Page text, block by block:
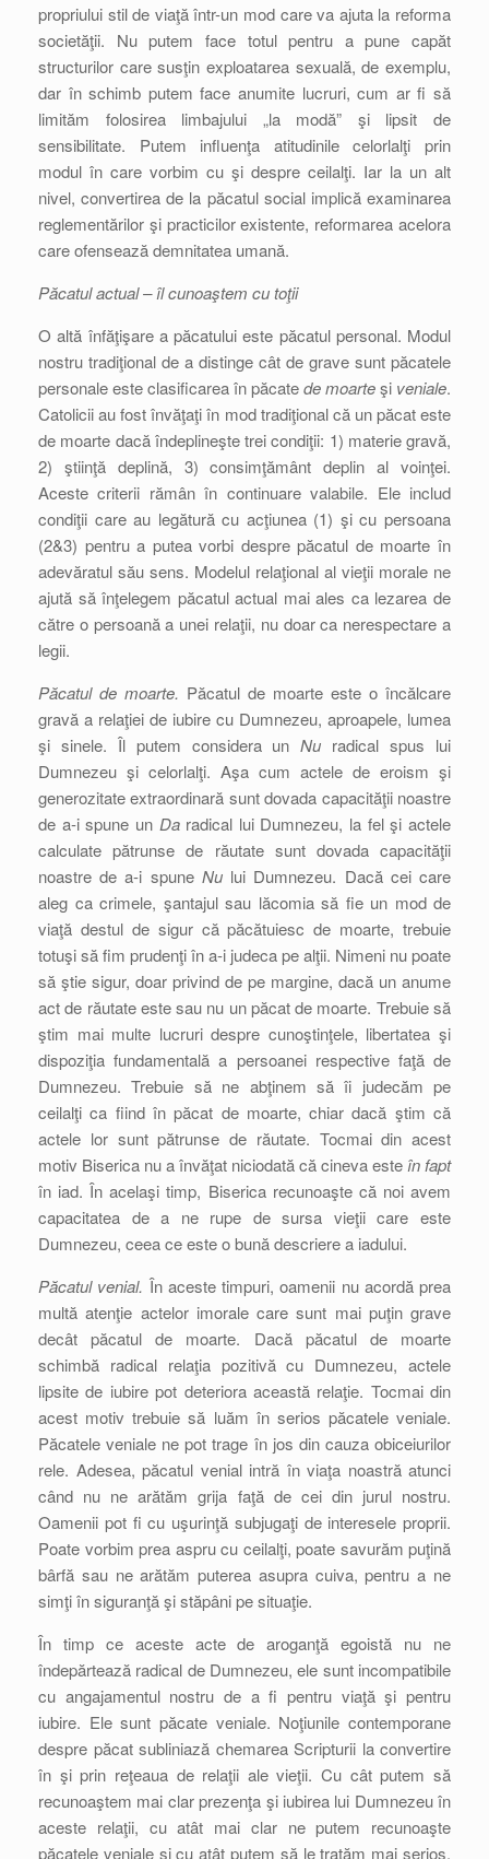
propriului stil de viaţă într-un mod care va ajuta la reforma
societăţii. Nu putem face totul pentru a pune capăt
structurilor care susţin exploatarea sexuală, de exemplu,
dar în schimb putem face anumite lucruri, cum ar fi să
limităm folosirea limbajului „la modă” şi lipsit de
sensibilitate. Putem influenţa atitudinile celorlalţi prin
modul în care vorbim cu şi despre ceilalţi. Iar la un alt
nivel, convertirea de la păcatul social implică examinarea
reglementărilor şi practicilor existente, reformarea acelora
care ofensează demnitatea umană.
Păcatul actual – îl cunoaştem cu toţii
O altă înfăţişare a păcatului este păcatul personal. Modul
nostru tradiţional de a distinge cât de grave sunt păcatele
personale este clasificarea în păcatede moarteşi veniale.
Catolicii au fost învăţaţi în mod tradiţional că un păcat este
de moarte dacă îndeplineşte trei condiţii: 1) materie gravă,
2) ştiinţă deplină, 3) consimţământ deplin al voinţei.
Aceste criterii rămân în continuare valabile. Ele includ
condiţii care au legătură cu acţiunea (1) şi cu persoana
(2&3) pentru a putea vorbi despre păcatul de moarte în
adevăratul său sens. Modelul relaţional al vieţii morale ne
ajută să înţelegem păcatul actual mai ales ca lezarea de
către o persoană a unei relaţii, nu doar ca nerespectare a
legii.
Păcatul de moarte. Păcatul de moarte este o încălcare
gravă a relaţiei de iubire cu Dumnezeu, aproapele, lumea
şi sinele. Îl putem considera unNu radical spus lui
Dumnezeu şi celorlalţi. Aşa cum actele de eroism şi
generozitate extraordinară sunt dovada capacităţii noastre
de a-i spune un Daradical lui Dumnezeu, la fel şi actele
calculate pătrunse de răutate sunt dovada capacităţii
noastre de a-i spune Nului Dumnezeu. Dacă cei care
aleg ca crimele, şantajul sau lăcomia să fie un mod de
viaţă destul de sigur că păcătuiesc de moarte, trebuie
totuşi să fim prudenţi în a-i judeca pe alţii. Nimeni nu poate
să ştie sigur, doar privind de pe margine, dacă un anume
act de răutate este sau nu un păcat de moarte. Trebuie să
ştim mai multe lucruri despre cunoştinţele, libertatea şi
dispoziţia fundamentală a persoanei respective faţă de
Dumnezeu. Trebuie să ne abţinem să îi judecăm pe
ceilalţi ca fiind în păcat de moarte, chiar dacă ştim că
actele lor sunt pătrunse de răutate. Tocmai din acest
motiv Biserica nu a învăţat niciodată că cineva este în fapt
în iad. În acelaşi timp, Biserica recunoaşte că noi avem
capacitatea de a ne rupe de sursa vieţii care este
Dumnezeu, ceea ce este o bună descriere a iadului.
Păcatul venial. În aceste timpuri, oamenii nu acordă prea
multă atenţie actelor imorale care sunt mai puţin grave
decât păcatul de moarte. Dacă păcatul de moarte
schimbă radical relaţia pozitivă cu Dumnezeu, actele
lipsite de iubire pot deteriora această relaţie. Tocmai din
acest motiv trebuie să luăm în serios păcatele veniale.
Păcatele veniale ne pot trage în jos din cauza obiceiurilor
rele. Adesea, păcatul venial intră în viaţa noastră atunci
când nu ne arătăm grija faţă de cei din jurul nostru.
Oamenii pot fi cu uşurinţă subjugaţi de interesele proprii.
Poate vorbim prea aspru cu ceilalţi, poate savurăm puţină
bârfă sau ne arătăm puterea asupra cuiva, pentru a ne
simţi în siguranţă şi stăpâni pe situaţie.
În timp ce aceste acte de aroganţă egoistă nu ne
îndepărtează radical de Dumnezeu, ele sunt incompatibile
cu angajamentul nostru de a fi pentru viaţă şi pentru
iubire. Ele sunt păcate veniale. Noţiunile contemporane
despre păcat subliniază chemarea Scripturii la convertire
în şi prin reţeaua de relaţii ale vieţii. Cu cât putem să
recunoaştem mai clar prezenţa şi iubirea lui Dumnezeu în
aceste relaţii, cu atât mai clar ne putem recunoaşte
păcatele veniale şi cu atât putem să le tratăm mai serios.